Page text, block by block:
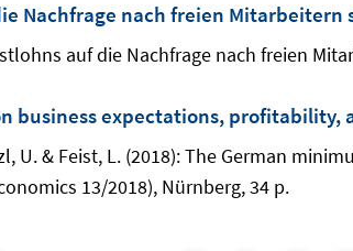
Nachfrage nach freien Mitarbeitern
auf die Nachfrage nach freien
business expectations, profitability,
U. & Feist, L. (2018): The German
13/2018), Nürnberg, 34 p.